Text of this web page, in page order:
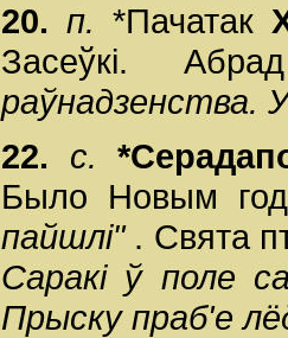
20. п. *Пачатак
Засеўкі.
раўнадзенства.
22. с.
Было Новым
пайшлі" . Свята
Саракі ў поле
Прыску праб'е